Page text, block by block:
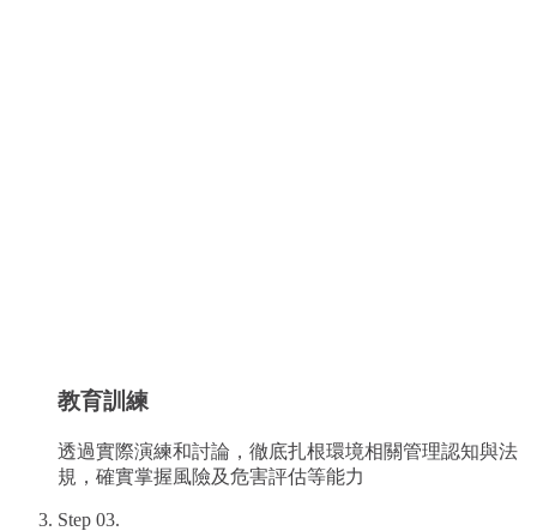
教育訓練
透過實際演練和討論，徹底扎根環境相關管理認知與法
規，確實掌握風險及危害評估等能力
Step 03.